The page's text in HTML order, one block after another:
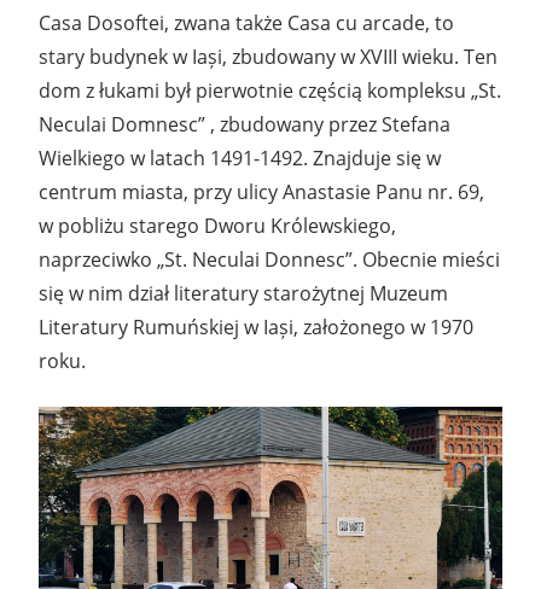
Casa Dosoftei, zwana także Casa cu arcade, to
stary budynek w Iași, ​​zbudowany w XVIII wieku. Ten
dom z łukami był pierwotnie częścią kompleksu „St.
Neculai Domnesc” , zbudowany przez Stefana
Wielkiego w latach 1491-1492. Znajduje się w
centrum miasta, przy ulicy Anastasie Panu nr. 69,
w pobliżu starego Dworu Królewskiego,
naprzeciwko „St. Neculai Donnesc”. Obecnie mieści
się w nim dział literatury starożytnej Muzeum
Literatury Rumuńskiej w Iași, założonego w 1970
roku.